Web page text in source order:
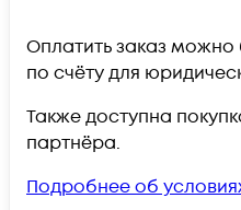
Оплатить заказ можно
по счёту для
Также доступна
партнёра.
Подробнее об